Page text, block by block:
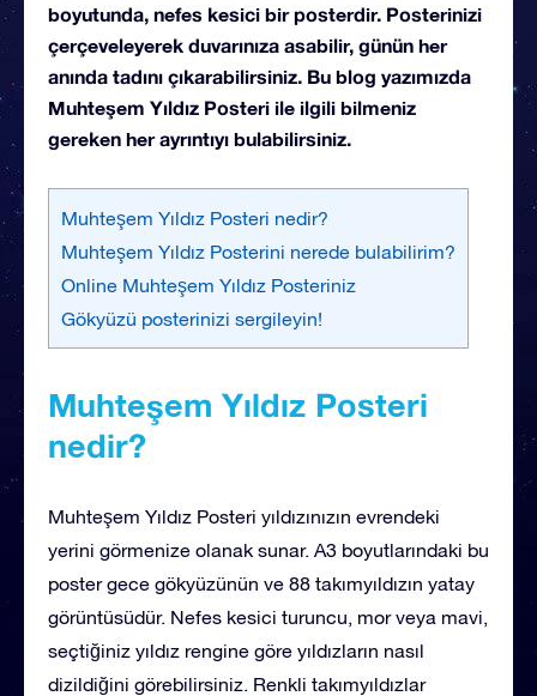
boyutunda, nefes kesici bir posterdir. Posterinizi
çerçeveleyerek duvarınıza asabilir, günün her
anında tadını çıkarabilirsiniz. Bu blog yazımızda
Muhteşem Yıldız Posteri ile ilgili bilmeniz
gereken her ayrıntıyı bulabilirsiniz.
Muhteşem Yıldız Posteri nedir?
Muhteşem Yıldız Posterini nerede bulabilirim?
Online Muhteşem Yıldız Posteriniz
Gökyüzü posterinizi sergileyin!
Muhteşem Yıldız Posteri
nedir?
Muhteşem Yıldız Posteri yıldızınızın evrendeki
yerini görmenize olanak sunar. A3 boyutlarındaki bu
poster gece gökyüzünün ve 88 takımyıldızın yatay
görüntüsüdür. Nefes kesici turuncu, mor veya mavi,
seçtiğiniz yıldız rengine göre yıldızların nasıl
dizildiğini görebilirsiniz. Renkli takımyıldızlar